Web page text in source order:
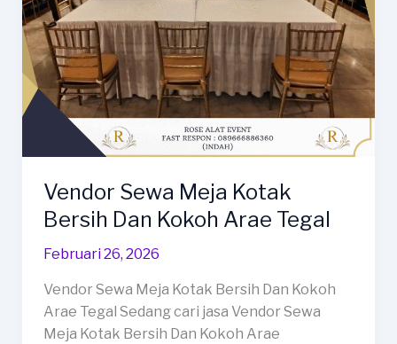
Margasari
Vendor Sewa Meja Kotak
Bersih Dan Kokoh Arae Tegal
Februari 26, 2026
Vendor Sewa Meja Kotak Bersih Dan Kokoh
Arae Tegal Sedang cari jasa Vendor Sewa
Meja Kotak Bersih Dan Kokoh Arae